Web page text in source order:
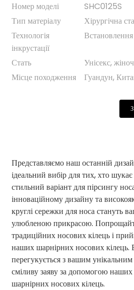
Номер моделі
SHC0125S
Тип матеріалу
Хірургічна
Технологія
інкрустації
Стать
Унісекс,
Місце походження
Гуандун,
Представляємо наш останній
ідеальний вибір для тих, хто
стильний варіант для пірсингу
інноваційному дизайну та
круглі сережки для носа стануть
улюбленою прикрасою.
традиційних носових кілець і
наших шарнірних носових кілець.
перегукується з вашим унікальним
сміливу заяву за допомогою
шарнірних носових кілець.